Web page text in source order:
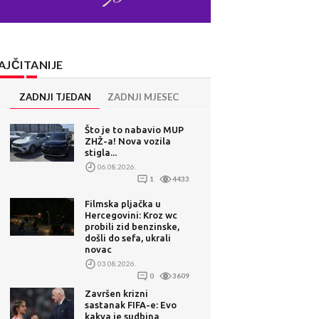
ZADNJI TJEDAN ZADNJI MJESEC
Što je to nabavio MUP
ZHŽ-a! Nova vozila
stigla...
06.08.2026.
1
4433
Filmska pljačka u
Hercegovini: Kroz wc
probili zid benzinske,
došli do sefa, ukrali
novac
03.08.2026.
0
3609
Završen krizni
sastanak FIFA-e: Evo
kakva je sudbina